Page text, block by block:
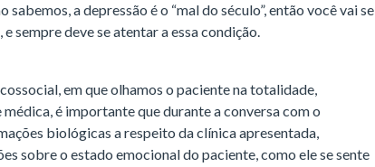
sabemos, a depressão é o “mal do século”, então você vai se
sempre deve se atentar a essa condição.
em que olhamos o paciente na totalidade,
é importante que durante a conversa com o
biológicas a respeito da clínica apresentada,
sobre o estado emocional do paciente, como ele se sente